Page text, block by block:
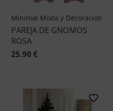
Minimal Moda y Decoración
PAREJA DE GNOMOS
ROSA
25.90 €